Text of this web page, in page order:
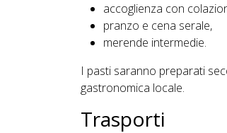
accoglienza con
pranzo e cena serale,
merende intermedie.
I pasti saranno preparati
gastronomica locale.
Trasporti